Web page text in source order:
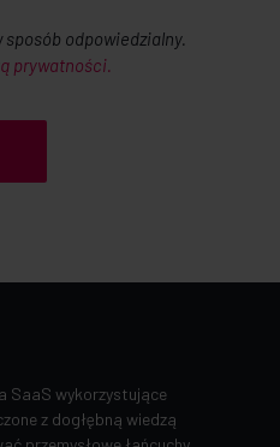
sposób odpowiedzialny.
prywatności.
SaaS wykorzystujące
z dogłębną wiedzą